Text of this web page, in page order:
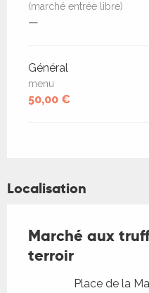
(marché entrée libre)
—
Général
menu
50,00 €
Localisation
Marché aux
terroir
Place de la